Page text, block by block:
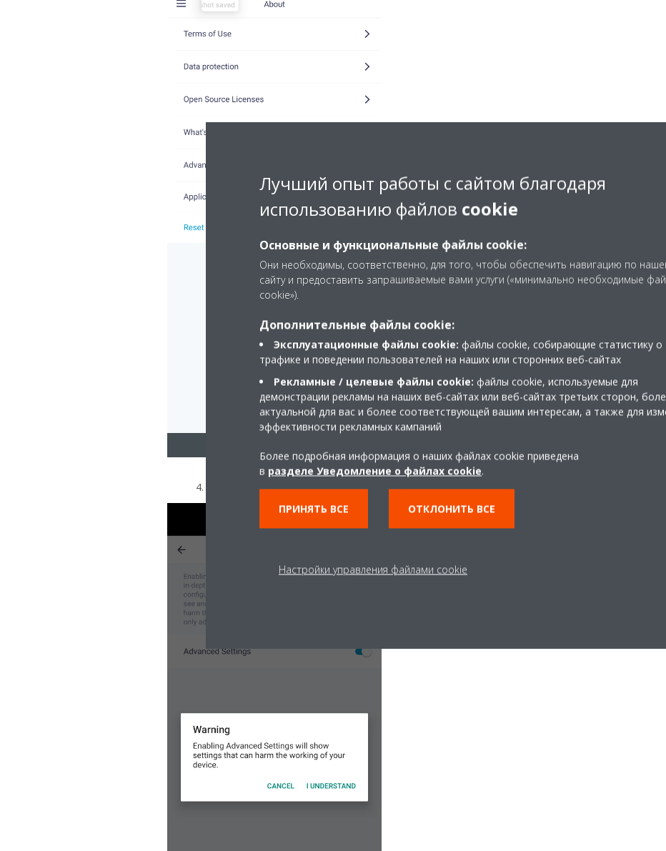
4. Включите «Расширенные настройки». Появится предупреждающее сообщение.
Лучший опыт работы с сайтом благодаря
использованию файлов cookie
Основные и функциональные файлы cookie:
Они необходимы, соответственно, для того, чтобы обеспечить навигацию по
сайту и предоставить запрашиваемые вами услуги («минимально необходимые
cookie»).
Дополнительные файлы cookie:
Эксплуатационные файлы cookie: файлы cookie, собирающие статистику о
трафике и поведении пользователей на наших или сторонних веб-сайтах
Рекламные / целевые файлы cookie: файлы cookie, используемые для
демонстрации рекламы на наших веб-сайтах или веб-сайтах третьих сторон,
актуальной для вас и более соответствующей вашим интересам, а также для
эффективности рекламных кампаний
Более подробная информация о наших файлах cookie приведена
в разделе Уведомление о файлах cookie.
ПРИНЯТЬ ВСЕ ОТКЛОНИТЬ ВСЕ
Настройки управления файлами cookie